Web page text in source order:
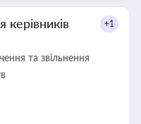
керівників
+1
та звільнення